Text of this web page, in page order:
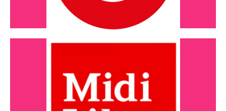
Janvier 2024
Au bonheur des liens, naissance d’un
collectif d’éducateurs